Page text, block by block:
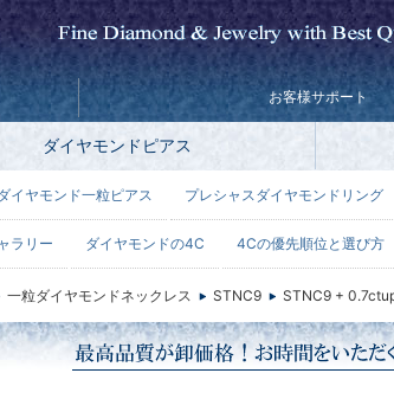
お客様サポート
ダイヤモンドピアス
一粒ダイヤモンドネックレス STNC9 STNC9 +
イヤモンド一粒ピアス プレシャスダイヤモンドリング
ラリー ダイヤモンドの4C 4Cの優先順位と選び方